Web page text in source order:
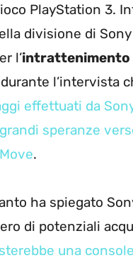
PlayStation 3.
divisione di
l’intrattenimento
l’intervista
effettuati da
speranze
.
ha spiegato
di potenziali
una console